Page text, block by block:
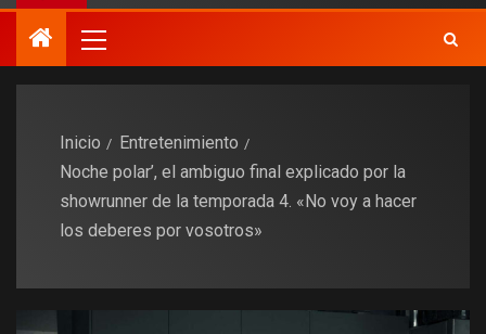
Inicio
Entretenimiento
Noche polar’, el ambiguo final explicado por la
showrunner de la temporada 4. «No voy a hacer
los deberes por vosotros»